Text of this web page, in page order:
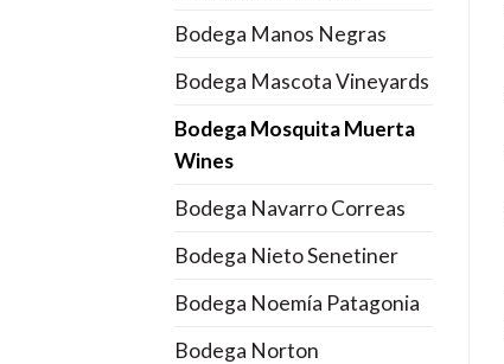
Bodega Manos Negras
Bodega Mascota Vineyards
Bodega Mosquita Muerta
Wines
Bodega Navarro Correas
Bodega Nieto Senetiner
Bodega Noemía Patagonia
Bodega Norton